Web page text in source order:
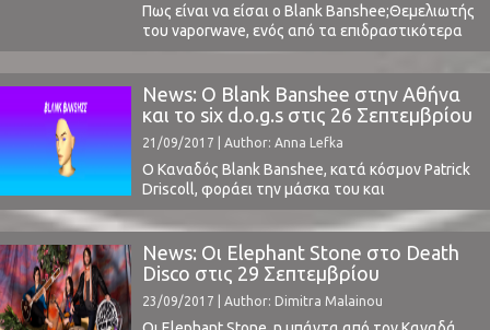
Πως είναι να είσαι ο Blank Banshee;Θεμελιωτής
του vaporwave, ενός από τα επιδραστικότερα
μουσικά genres αλλά και subcultures των
τελευταίων ετών, η κυκλοφορία του πρώτου
του album όρισε εκ νέου το είδος που
εκπροσωπεί, εγκαινιάζοντας ταυτόχρονα ένα
νέο genre, το vaportrap.Οπότε, γιατί
εξαφανίζεσαι για τρία χρόνια μετά την
κυκλοφορία του ...
News: Ο Blank Banshee στην Αθήνα
και το six d.o.g.s στις 26 Σεπτεμβρίου
21/09/2017 | Author: Anna Lefka
Ο Καναδός Blank Banshee, κατά κόσμον Patrick
Driscoll, φοράει την μάσκα του και
επισκέπτεται για πρώτη φορά και την πιο
κατάλληλη στιγμή την Αθήνα, στις 26
Σεπτεμβρίου, για μία μοναδική εμφάνιση στο
six d.o.g.s., στα πλαίσια στα πλάισια της
περιοδείας του και ενόψει του Plisskën
Festival (διαβάστε για τα πρώτα ονόματα ...
News: Οι Elephant Stone στο Death
Disco στις 29 Σεπτεμβρίου
23/09/2017 | Author: Dimitra Malainou